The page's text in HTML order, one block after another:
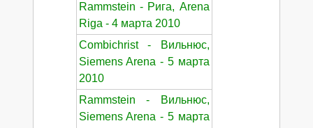
Rammstein - Рига, Arena
Riga - 4 марта 2010
Combichrist - Вильнюс,
Siemens Arena - 5 марта
2010
Rammstein - Вильнюс,
Siemens Arena - 5 марта